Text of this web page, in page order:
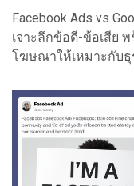
Facebook Ads vs
เจาะลึกข้อดี-ข้อเสีย
โฆษณาให้เหมาะกับ